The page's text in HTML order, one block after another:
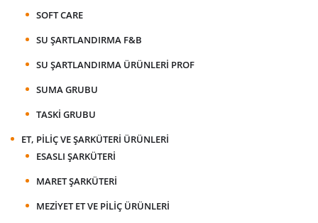
SOFT CARE
SU ŞARTLANDIRMA F&B
SU ŞARTLANDIRMA ÜRÜNLERI PROF
SUMA GRUBU
TASKI GRUBU
ET, PILIÇ VE ŞARKÜTERI ÜRÜNLERI
ESASLI ŞARKÜTERI
MARET ŞARKÜTERI
MEZIYET ET VE PILIÇ ÜRÜNLERI